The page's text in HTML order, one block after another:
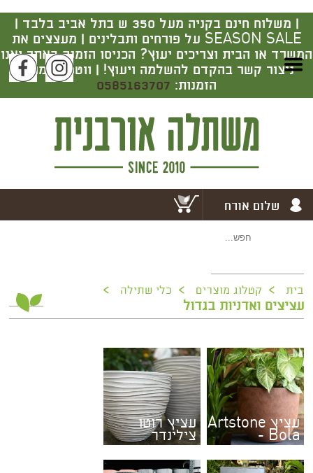
משלוח חינם בקניה מעל 350 ש בתל אביב בלבד |
SEASON SALE על פורחים ותבלינים | מעצצים את
המשרד או הבית וצריכים יעוץ? הכניסו הזמנה באתר ואנו
ניצור קשר בהקדם להשלמה ויעוץ! | ווטסאפ מרכז
הזמנות: 0585163707
שלום אורח
בית > קטלוג מוצרים > כלי שתילה
>
עציצים ואדניות בגדול
עציץ Artstone
- Bola
עציץ רוטו
צילינדר